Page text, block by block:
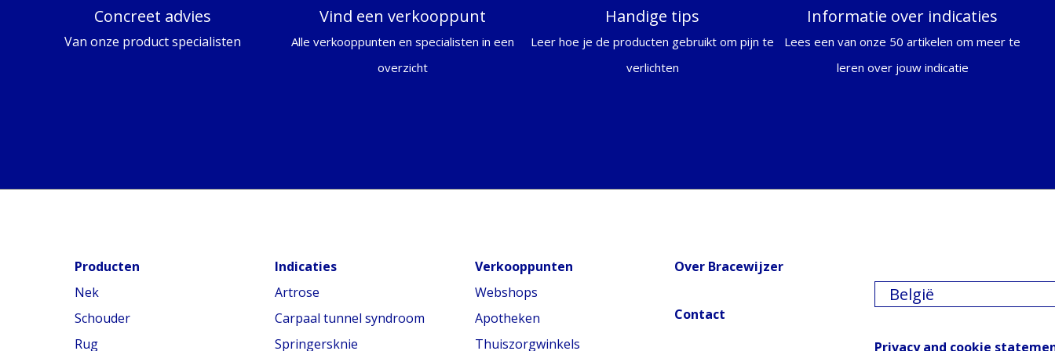
Concreet advies
Van onze product specialisten
Vind een verkooppunt
Alle verkooppunten en specialisten in een
overzicht
Handige tips
Leer hoe je de producten gebruikt om pijn te
verlichten
Informatie over indicaties
Lees een van onze 50 artikelen om meer te
leren over jouw indicatie
Producten
Nek
Schouder
Rug
Indicaties
Artrose
Carpaal tunnel syndroom
Springersknie
Verkooppunten
Webshops
Apotheken
Thuiszorgwinkels
Over Bracewijzer
Contact
België
Privacy and cookie